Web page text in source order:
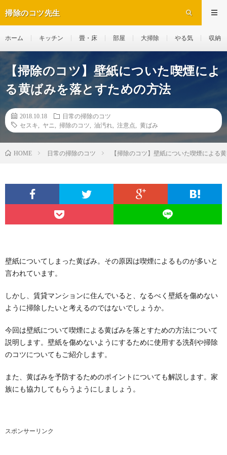
掃除のコツ先生
ホーム キッチン 畳・床 部屋 大掃除 やる気 収納
【掃除のコツ】壁紙についた喫煙によ
る黄ばみを落とすための方法
2018.10.18
日常の掃除のコツ
セスキ
ヤニ 掃除のコツ 油汚れ 注意点 黄ばみ
HOME 日常の掃除のコツ 【掃除のコツ】壁紙についた喫煙による
壁紙についてしまった黄ばみ。その原因は喫煙によるものが多いと
言われています。
しかし、賃貸マンションに住んでいると、なるべく壁紙を傷めない
ように掃除したいと考えるのではないでしょうか。
今回は壁紙について喫煙による黄ばみを落とすための方法について
説明します。壁紙を傷めないようにするために使用する洗剤や掃除
のコツについてもご紹介します。
また、黄ばみを予防するためのポイントについても解説します。家
族にも協力してもらうようにしましょう。
スポンサーリンク